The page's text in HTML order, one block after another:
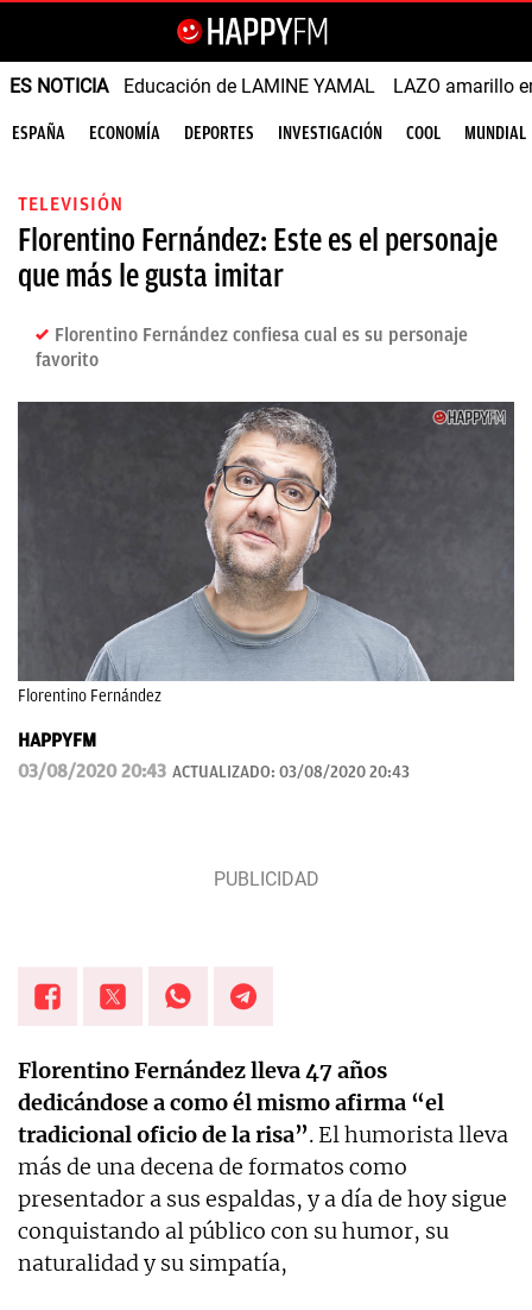
ES NOTICIA Educación de LAMINE YAMAL LAZO amarillo
ESPAÑA ECONOMÍA DEPORTES INVESTIGACIÓN COOL MUNDIAL
TELEVISIÓN
Florentino Fernández: Este es el personaje
que más le gusta imitar
Florentino Fernández confiesa cual es su personaje
favorito
Florentino Fernández
HAPPYFM
03/08/2020 20:43 ACTUALIZADO: 03/08/2020 20:43
Florentino Fernández lleva 47 años
dedicándose a como él mismo afirma “el
tradicional oficio de la risa”. El humorista lleva
más de una decena de formatos como
presentador a sus espaldas, y a día de hoy sigue
conquistando al público con su humor, su
naturalidad y su simpatía,